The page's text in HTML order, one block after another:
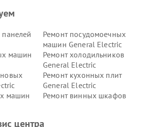
Ремонт посудомоечных
машин General Electric
машин
Ремонт холодильников
General Electric
Ремонт кухонных плит
General Electric
машин
Ремонт винных шкафов
центра